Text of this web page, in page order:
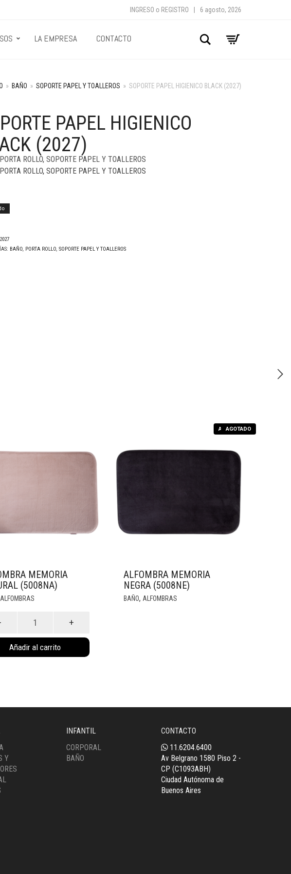
INGRESO o REGISTRO 6 agosto, 2026
LA EMPRESA CONTACTO Buscar
» BAÑO » SOPORTE PAPEL Y TOALLEROS » SOPORTE PAPEL HIGIENICO BLACK (2027)
PAPEL HIGIENICO
(2027)
PORTA ROLLO, SOPORTE PAPEL Y TOALLEROS
PORTA ROLLO, SOPORTE PAPEL Y TOALLEROS
2027
BAÑO, PORTA ROLLO, SOPORTE PAPEL Y TOALLEROS
MEMORIA
(5008NA)
ALFOMBRAS
Añadir al carrito
AGOTADO
AGOTADO
ALFOMBRA MEMORIA
NEGRA (5008NE)
BAÑO, ALFOMBRAS
Y
INFANTIL
CORPORAL
BAÑO
CONTACTO
11.6204.6400
Av Belgrano 1580 Piso 2 -
CP (C1093ABH)
Ciudad Autónoma de
Buenos Aires